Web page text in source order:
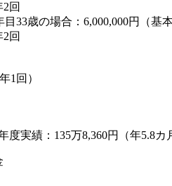
2回
目33歳の場合：6,000,000円（基
2回
1回）
度実績：135万8,360円（年5.8カ